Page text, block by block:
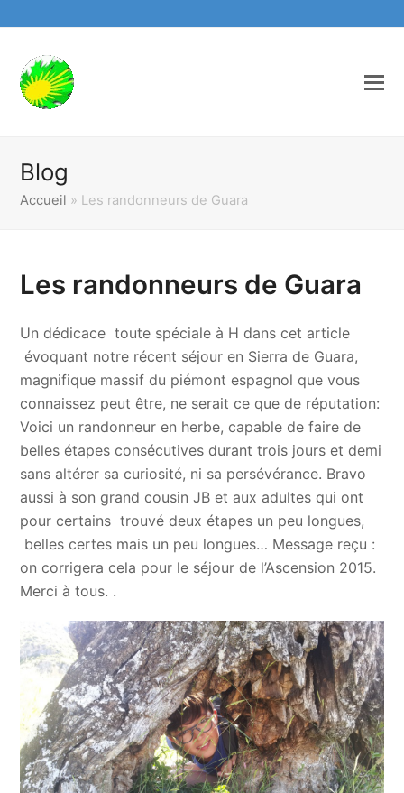
Blog
Accueil » Les randonneurs de Guara
Les randonneurs de Guara
Un dédicace toute spéciale à H dans cet article
évoquant notre récent séjour en Sierra de Guara,
magnifique massif du piémont espagnol que vous
connaissez peut être, ne serait ce que de réputation:
Voici un randonneur en herbe, capable de faire de
belles étapes consécutives durant trois jours et demi
sans altérer sa curiosité, ni sa persévérance. Bravo
aussi à son grand cousin JB et aux adultes qui ont
pour certains trouvé deux étapes un peu longues,
belles certes mais un peu longues… Message reçu :
on corrigera cela pour le séjour de l’Ascension 2015.
Merci à tous. .